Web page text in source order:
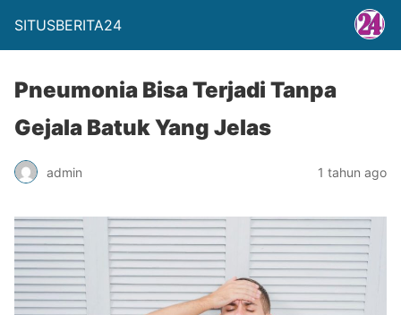
SITUSBERITA24
Pneumonia Bisa Terjadi Tanpa
Gejala Batuk Yang Jelas
admin 1 tahun ago